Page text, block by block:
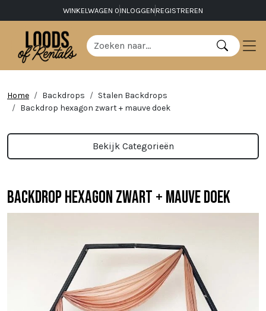
WINKELWAGEN 0 INLOGGEN REGISTREREN
Home Backdrops
Stalen Backdrops
Backdrop hexagon zwart + mauve doek
Bekijk Categorieën
Backdrop hexagon zwart + mauve doek